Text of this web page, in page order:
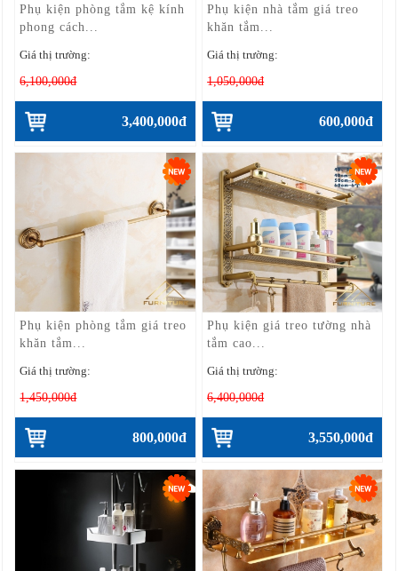
Phụ kiện phòng tắm kệ kính
phong cách...
Giá thị trường:
6,100,000đ
3,400,000đ
Phụ kiện nhà tắm giá treo
khăn tắm...
Giá thị trường:
1,050,000đ
600,000đ
Phụ kiện phòng tắm giá treo
khăn tắm...
Giá thị trường:
1,450,000đ
800,000đ
Phụ kiện giá treo tường nhà
tắm cao...
Giá thị trường:
6,400,000đ
3,550,000đ